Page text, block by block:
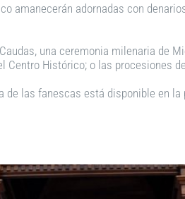
amanecerán adornadas con
una ceremonia milenaria de
Histórico; o las procesiones
de las fanescas está disponible en la